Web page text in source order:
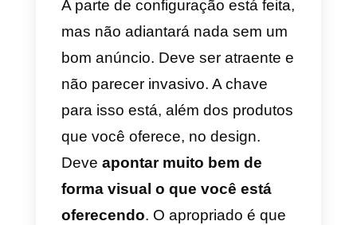
queira fazer uma análise. E
continue na próxima página.
7) Em tipo de anúncio, selecione
Click to Message.
8) Nos aplicativos de
selecione apenas WhatsApp.